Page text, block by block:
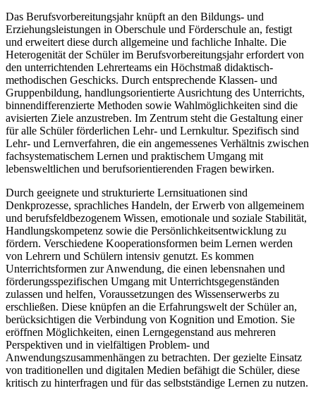
Das Berufsvorbereitungsjahr knüpft an den Bildungs- und
Erziehungsleistungen in Oberschule und Förderschule an, festigt
und erweitert diese durch allgemeine und fachliche Inhalte. Die
Heterogenität der Schüler im Berufsvorbereitungsjahr erfordert von
den unterrichtenden Lehrerteams ein Höchstmaß didaktisch-
methodischen Geschicks. Durch entsprechende Klassen- und
Gruppenbildung, handlungsorientierte Ausrichtung des Unterrichts,
binnendifferenzierte Methoden sowie Wahlmöglichkeiten sind die
avisierten Ziele anzustreben. Im Zentrum steht die Gestaltung einer
für alle Schüler förderlichen Lehr- und Lernkultur. Spezifisch sind
Lehr- und Lernverfahren, die ein angemessenes Verhältnis zwischen
fachsystematischem Lernen und praktischem Umgang mit
lebensweltlichen und berufsorientierenden Fragen bewirken.
Durch geeignete und strukturierte Lernsituationen sind
Denkprozesse, sprachliches Handeln, der Erwerb von allgemeinem
und berufsfeldbezogenem Wissen, emotionale und soziale Stabilität,
Handlungskompetenz sowie die Persönlichkeitsentwicklung zu
fördern. Verschiedene Kooperationsformen beim Lernen werden
von Lehrern und Schülern intensiv genutzt. Es kommen
Unterrichtsformen zur Anwendung, die einen lebensnahen und
förderungsspezifischen Umgang mit Unterrichtsgegenständen
zulassen und helfen, Voraussetzungen des Wissenserwerbs zu
erschließen. Diese knüpfen an die Erfahrungswelt der Schüler an,
berücksichtigen die Verbindung von Kognition und Emotion. Sie
eröffnen Möglichkeiten, einen Lerngegenstand aus mehreren
Perspektiven und in vielfältigen Problem- und
Anwendungszusammenhängen zu betrachten. Der gezielte Einsatz
von traditionellen und digitalen Medien befähigt die Schüler, diese
kritisch zu hinterfragen und für das selbstständige Lernen zu nutzen.